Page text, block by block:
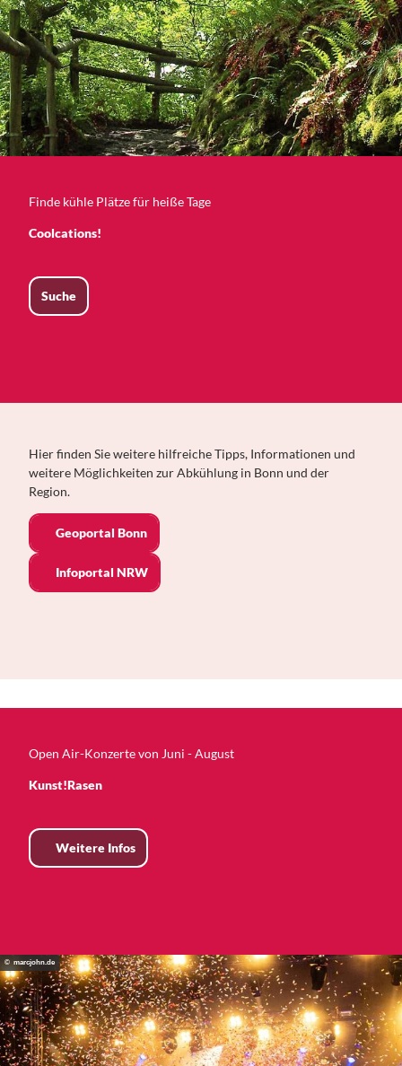
Finde kühle Plätze für heiße Tage
Coolcations!
Suche
Hier finden Sie weitere hilfreiche Tipps, Informationen und
weitere Möglichkeiten zur Abkühlung in Bonn und der
Region.
Geoportal Bonn
Infoportal NRW
Open Air-Konzerte von Juni - August
Kunst!Rasen
Weitere Infos
© marcjohn.de